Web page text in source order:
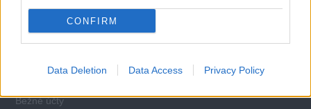
CONFIRM
Data Deletion Data Access Privacy Policy
Financie
Bežné účty